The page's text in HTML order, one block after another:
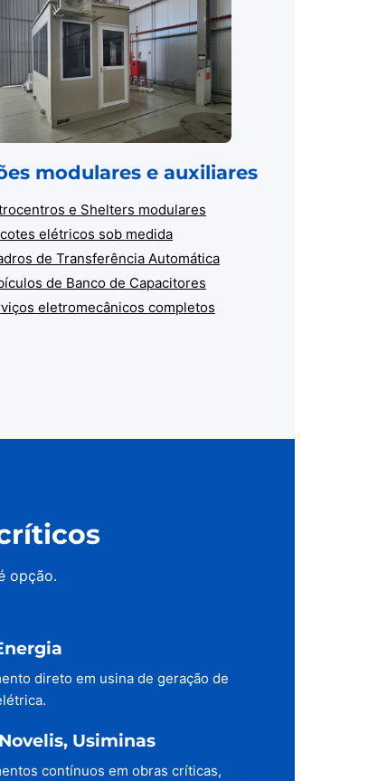
modulares e auxiliares
e Shelters modulares
elétricos sob medida
de Transferência Automática
de Banco de Capacitores
eletromecânicos completos
opção.
direto em usina de geração de
Usiminas
contínuos em obras críticas,